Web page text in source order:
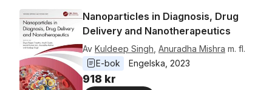
Nanoparticles in Diagnosis, Drug
Delivery and Nanotherapeutics
Av Kuldeep Singh Anuradha Mishra m. fl.
E-bok
Engelska 2023
918 kr